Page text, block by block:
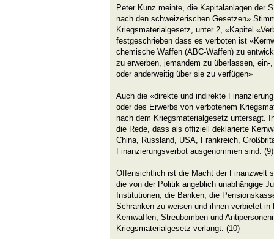
Peter Kunz meinte, die Kapitalanlagen der
nach den schweizerischen Gesetzen»
Kriegsmaterialgesetz, unter 2, «Kapitel
festgeschrieben dass es verboten ist
chemische Waffen (ABC-Waffen) zu
zu erwerben, jemandem zu überlassen,
oder anderweitig über sie zu verfügen»
Auch die «direkte und indirekte
oder des Erwerbs von verbotenem
nach dem Kriegsmaterialgesetz untersagt.
die Rede, dass als offiziell deklarierte
China, Russland, USA, Frankreich,
Finanzierungsverbot ausgenommen sind. (9)
Offensichtlich ist die Macht der Finanzwelt
die von der Politik angeblich unabhängige
Institutionen, die Banken, die
Schranken zu weisen und ihnen verbietet
Kernwaffen, Streubomben und
Kriegsmaterialgesetz verlangt. (10)